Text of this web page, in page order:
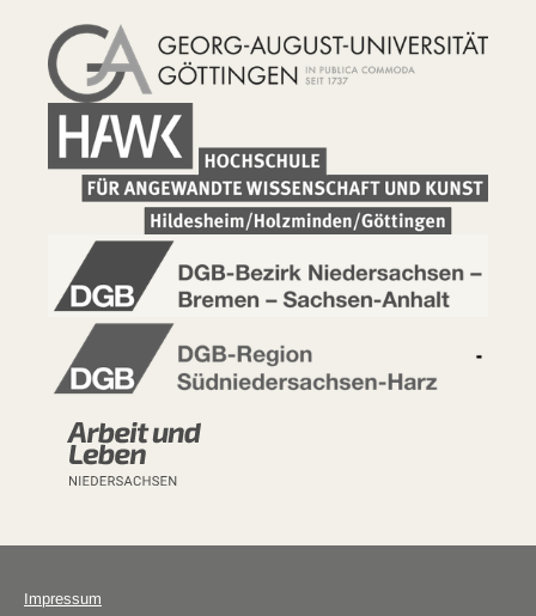
Impressum